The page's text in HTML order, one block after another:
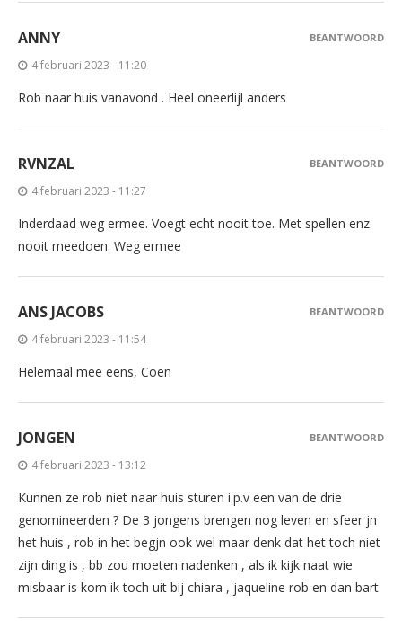
ANNY
4 februari 2023 - 11:20
Rob naar huis vanavond . Heel oneerlijl anders
BEANTWOORD
RVNZAL
4 februari 2023 - 11:27
Inderdaad weg ermee. Voegt echt nooit toe. Met spellen enz
nooit meedoen. Weg ermee
BEANTWOORD
ANS JACOBS
4 februari 2023 - 11:54
Helemaal mee eens, Coen
BEANTWOORD
JONGEN
4 februari 2023 - 13:12
Kunnen ze rob niet naar huis sturen i.p.v een van de drie
genomineerden ? De 3 jongens brengen nog leven en sfeer jn
het huis , rob in het begjn ook wel maar denk dat het toch niet
zijn ding is , bb zou moeten nadenken , als ik kijk naat wie
misbaar is kom ik toch uit bij chiara , jaqueline rob en dan bart
BEANTWOORD